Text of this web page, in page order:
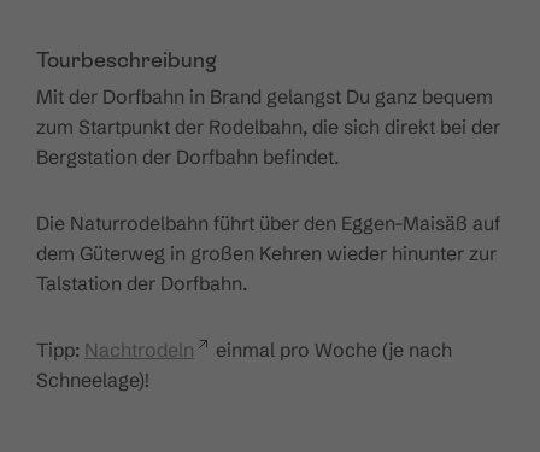
Tourbeschreibung
Mit der Dorfbahn in Brand gelangst Du ganz bequem
zum Startpunkt der Rodelbahn, die sich direkt bei der
Bergstation der Dorfbahn befindet.
Die Naturrodelbahn führt über den Eggen-Maisäß auf
dem Güterweg in großen Kehren wieder hinunter zur
Talstation der Dorfbahn.
Tipp: Nachtrodeln
einmal pro Woche (je nach
Schneelage)!